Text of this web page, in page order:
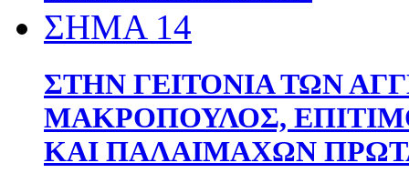
ΣΤΗΝ ΓΕΙΤΟΝΙΑ ΤΩΝ
ΜΑΚΡΟΠΟΥΛΟΣ,
ΚΑΙ ΠΑΛΑΙΜΑΧΩΝ